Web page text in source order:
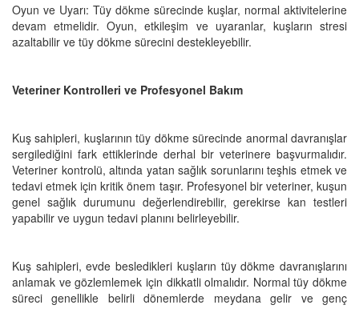
Oyun ve Uyarı: Tüy dökme sürecinde kuşlar, normal aktivitelerine
devam etmelidir. Oyun, etkileşim ve uyaranlar, kuşların stresi
azaltabilir ve tüy dökme sürecini destekleyebilir.
Veteriner Kontrolleri ve Profesyonel Bakım
Kuş sahipleri, kuşlarının tüy dökme sürecinde anormal davranışlar
sergilediğini fark ettiklerinde derhal bir veterinere başvurmalıdır.
Veteriner kontrolü, altında yatan sağlık sorunlarını teşhis etmek ve
tedavi etmek için kritik önem taşır. Profesyonel bir veteriner, kuşun
genel sağlık durumunu değerlendirebilir, gerekirse kan testleri
yapabilir ve uygun tedavi planını belirleyebilir.
Kuş sahipleri, evde besledikleri kuşların tüy dökme davranışlarını
anlamak ve gözlemlemek için dikkatli olmalıdır. Normal tüy dökme
süreci genellikle belirli dönemlerde meydana gelir ve genç